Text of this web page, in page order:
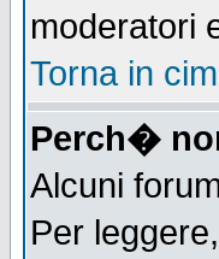
moderatori
Torna in
Perch�
Alcuni
Per